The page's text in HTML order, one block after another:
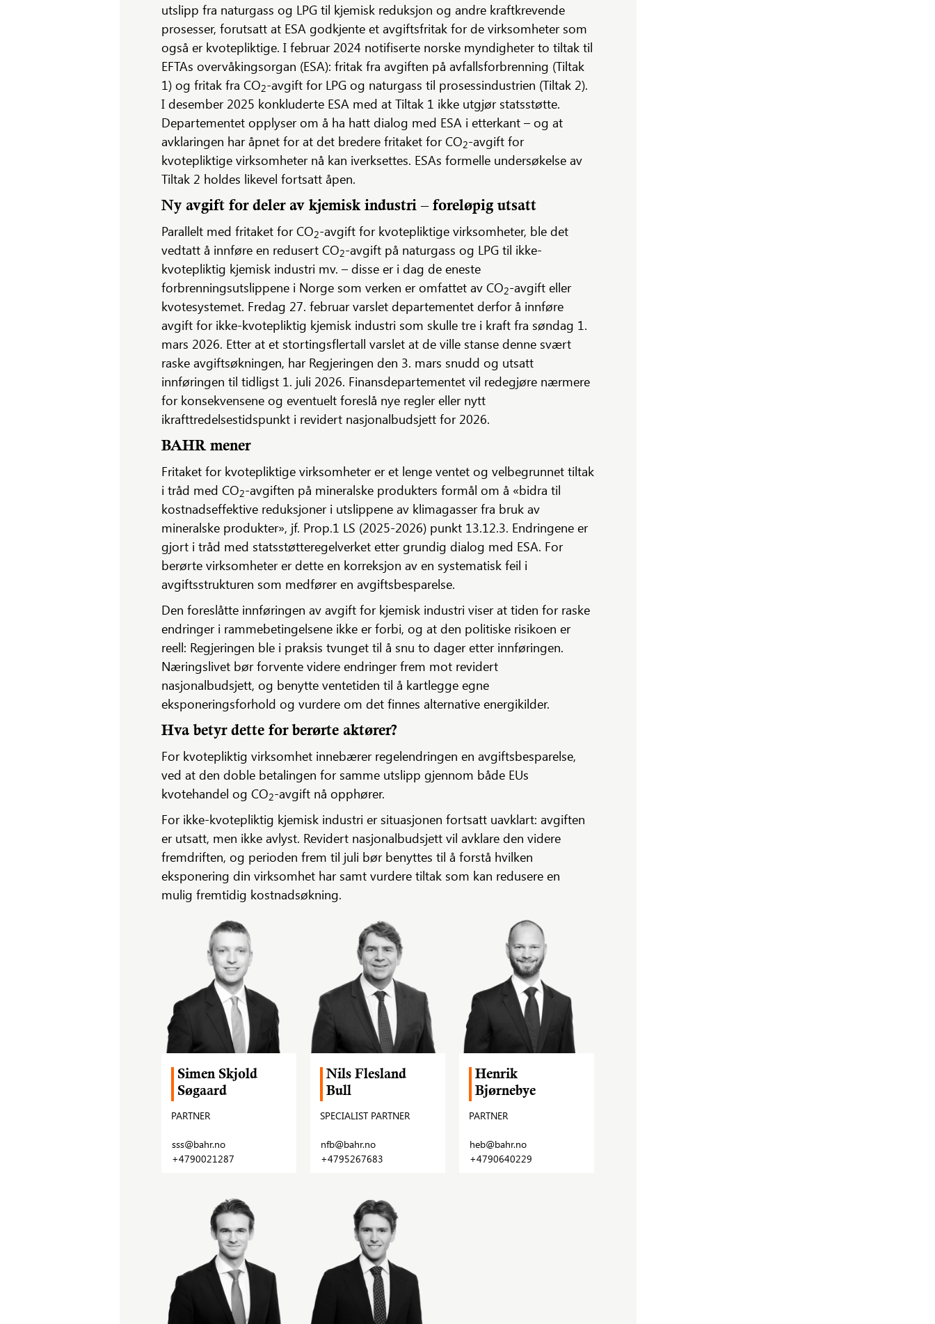
utslipp fra naturgass og LPG til kjemisk reduksjon og andre kraftkrevende
prosesser, forutsatt at ESA godkjente et avgiftsfritak for de virksomheter som
også er kvotepliktige. I februar 2024 notifiserte norske myndigheter to tiltak til
EFTAs overvåkingsorgan (ESA): fritak fra avgiften på avfallsforbrenning (Tiltak
1) og fritak fra CO2-avgift for LPG og naturgass til prosessindustrien (Tiltak 2).
I desember 2025 konkluderte ESA med at Tiltak 1 ikke utgjør statsstøtte.
Departementet opplyser om å ha hatt dialog med ESA i etterkant – og at
avklaringen har åpnet for at det bredere fritaket for CO2-avgift for
kvotepliktige virksomheter nå kan iverksettes. ESAs formelle undersøkelse av
Tiltak 2 holdes likevel fortsatt åpen.
Ny avgift for deler av kjemisk industri – foreløpig utsatt
Parallelt med fritaket for CO2-avgift for kvotepliktige virksomheter, ble det
vedtatt å innføre en redusert CO2-avgift på naturgass og LPG til ikke-
kvotepliktig kjemisk industri mv. – disse er i dag de eneste
forbrenningsutslippene i Norge som verken er omfattet av CO2-avgift eller
kvotesystemet. Fredag 27. februar varslet departementet derfor å innføre
avgift for ikke-kvotepliktig kjemisk industri som skulle tre i kraft fra søndag 1.
mars 2026. Etter at et stortingsflertall varslet at de ville stanse denne svært
raske avgiftsøkningen, har Regjeringen den 3. mars snudd og utsatt
innføringen til tidligst 1. juli 2026. Finansdepartementet vil redegjøre nærmere
for konsekvensene og eventuelt foreslå nye regler eller nytt
ikrafttredelsestidspunkt i revidert nasjonalbudsjett for 2026.
BAHR mener
Fritaket for kvotepliktige virksomheter er et lenge ventet og velbegrunnet tiltak
i tråd med CO2-avgiften på mineralske produkters formål om å «bidra til
kostnadseffektive reduksjoner i utslippene av klimagasser fra bruk av
mineralske produkter», jf. Prop.1 LS (2025-2026) punkt 13.12.3. Endringene er
gjort i tråd med statsstøtteregelverket etter grundig dialog med ESA. For
berørte virksomheter er dette en korreksjon av en systematisk feil i
avgiftsstrukturen som medfører en avgiftsbesparelse.
Den foreslåtte innføringen av avgift for kjemisk industri viser at tiden for raske
endringer i rammebetingelsene ikke er forbi, og at den politiske risikoen er
reell: Regjeringen ble i praksis tvunget til å snu to dager etter innføringen.
Næringslivet bør forvente videre endringer frem mot revidert
nasjonalbudsjett, og benytte ventetiden til å kartlegge egne
eksponeringsforhold og vurdere om det finnes alternative energikilder.
Hva betyr dette for berørte aktører?
For kvotepliktig virksomhet innebærer regelendringen en avgiftsbesparelse,
ved at den doble betalingen for samme utslipp gjennom både EUs
kvotehandel og CO2-avgift nå opphører.
For ikke-kvotepliktig kjemisk industri er situasjonen fortsatt uavklart: avgiften
er utsatt, men ikke avlyst. Revidert nasjonalbudsjett vil avklare den videre
fremdriften, og perioden frem til juli bør benyttes til å forstå hvilken
eksponering din virksomhet har samt vurdere tiltak som kan redusere en
mulig fremtidig kostnadsøkning.
Simen Skjold
Søgaard
PARTNER
sss@bahr.no
+4790021287
Nils Flesland
Bull
SPECIALIST PARTNER
nfb@bahr.no
+4795267683
Henrik
Bjørnebye
PARTNER
heb@bahr.no
+4790640229